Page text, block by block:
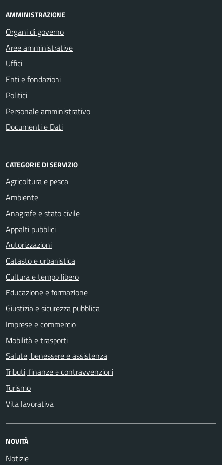
AMMINISTRAZIONE
Organi di governo
Aree amministrative
Uffici
Enti e fondazioni
Politici
Personale amministrativo
Documenti e Dati
CATEGORIE DI SERVIZIO
Agricoltura e pesca
Ambiente
Anagrafe e stato civile
Appalti pubblici
Autorizzazioni
Catasto e urbanistica
Cultura e tempo libero
Educazione e formazione
Giustizia e sicurezza pubblica
Imprese e commercio
Mobilità e trasporti
Salute, benessere e assistenza
Tributi, finanze e contravvenzioni
Turismo
Vita lavorativa
NOVITÀ
Notizie